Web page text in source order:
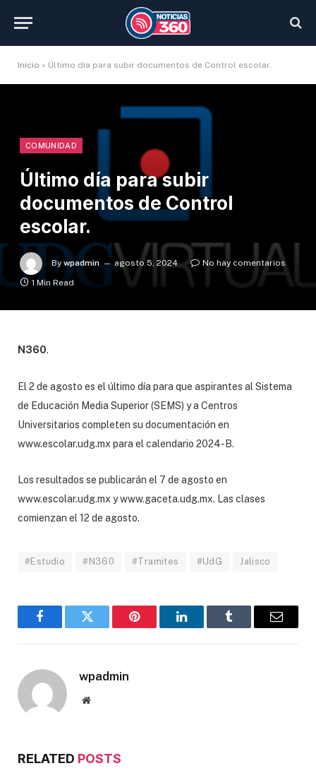
Inicio » Último día para subir documentos de Control escolar.
COMUNIDAD
Último día para subir
documentos de Control
escolar.
By wpadmin agosto 5, 2024
No hay comentarios
1 Min Read
N360.
El 2 de agosto es el último día para que aspirantes al Sistema
de Educación Media Superior (SEMS) y a Centros
Universitarios completen su documentación en
www.escolar.udg.mx para el calendario 2024-B.
Los resultados se publicarán el 7 de agosto en
www.escolar.udg.mx y www.gaceta.udg.mx. Las clases
comienzan el 12 de agosto.
#Estudio #N360 #Tramites #UdG Jalisco
FacebookTwitter Pinterest LinkedInTumblr Email
wpadmin
Website
RELATED POSTS